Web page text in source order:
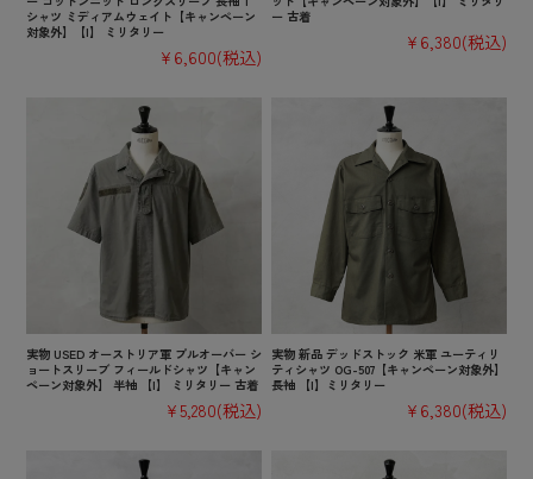
シャツ ミディアムウェイト【キャンペーン
対象外】【I】 ミリタリー
¥6,600(税込)
ー 古着
¥6,380(税込)
実物 USED オーストリア軍 プルオーバー シ
ョートスリーブ フィールドシャツ【キャン
ペーン対象外】 半袖 【I】 ミリタリー 古着
¥5,280(税込)
実物 新品 デッドストック 米軍 ユーティリ
ティシャツ OG-507【キャンペーン対象外】
長袖 【I】ミリタリー
¥6,380(税込)